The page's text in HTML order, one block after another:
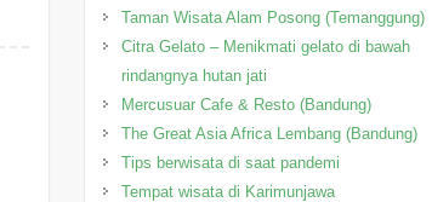
Taman Wisata Alam Posong (Temanggung)
Citra Gelato – Menikmati gelato di bawah
rindangnya hutan jati
Mercusuar Cafe & Resto (Bandung)
The Great Asia Africa Lembang (Bandung)
Tips berwisata di saat pandemi
Tempat wisata di Karimunjawa